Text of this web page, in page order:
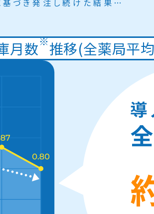
づき発注し続けた結果…
月数※推移(全薬局平